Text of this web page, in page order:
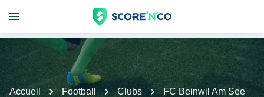
Accueil Football Clubs FC Beinwil Am See